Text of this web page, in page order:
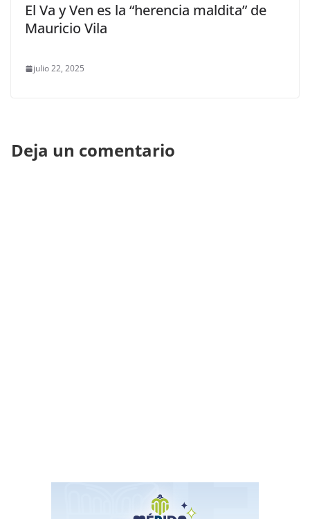
El Va y Ven es la “herencia maldita” de
Mauricio Vila
julio 22, 2025
Deja un comentario